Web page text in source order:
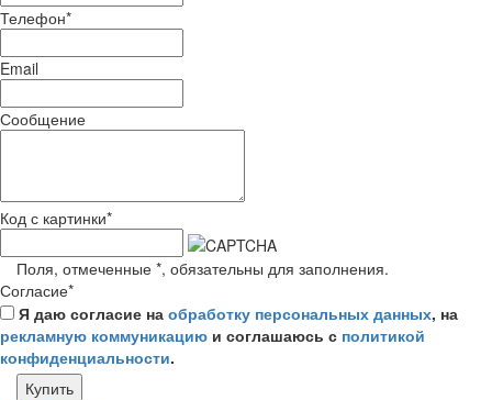
Телефон*
Email
Сообщение
Код с картинки*
Поля, отмеченные *, обязательны для заполнения.
Согласие*
Я даю согласие на обработку персональных данных, на
рекламную коммуникацию и соглашаюсь с политикой
конфиденциальности.
Купить